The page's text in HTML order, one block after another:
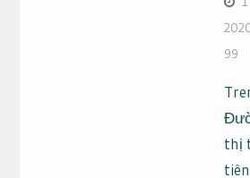
99
thị